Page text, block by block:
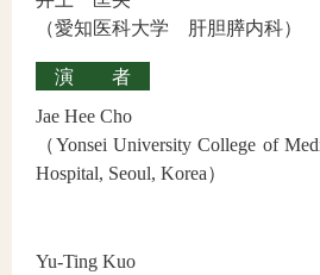
（愛知医科大学 肝胆膵内科）
演者
Jae Hee Cho
（Yonsei University College of
Hospital, Seoul, Korea）
Yu-Ting Kuo